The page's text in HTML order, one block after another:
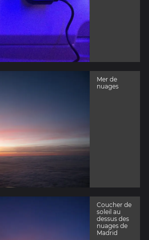
Mer de
nuages
Coucher de
soleil au
dessus des
nuages de
Madrid